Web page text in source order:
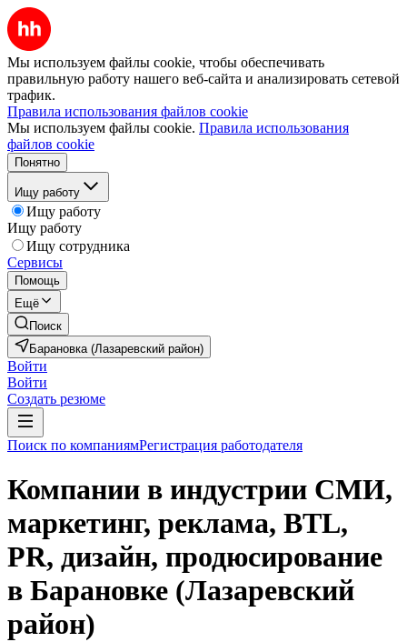
Мы используем файлы cookie, чтобы обеспечивать
правильную работу нашего веб-сайта и анализировать сетевой
трафик.
Правила использования файлов cookie
Мы используем файлы cookie. Правила использования
файлов cookie
Понятно
Ищу работу
Ищу работу
Ищу работу
Ищу сотрудника
Сервисы
Помощь
Ещё
Поиск
Барановка (Лазаревский район)
Войти
Войти
Создать резюме
Поиск по компаниямРегистрация работодателя
Компании в индустрии СМИ,
маркетинг, реклама, BTL,
PR, дизайн, продюсирование
в Барановке (Лазаревский
район)